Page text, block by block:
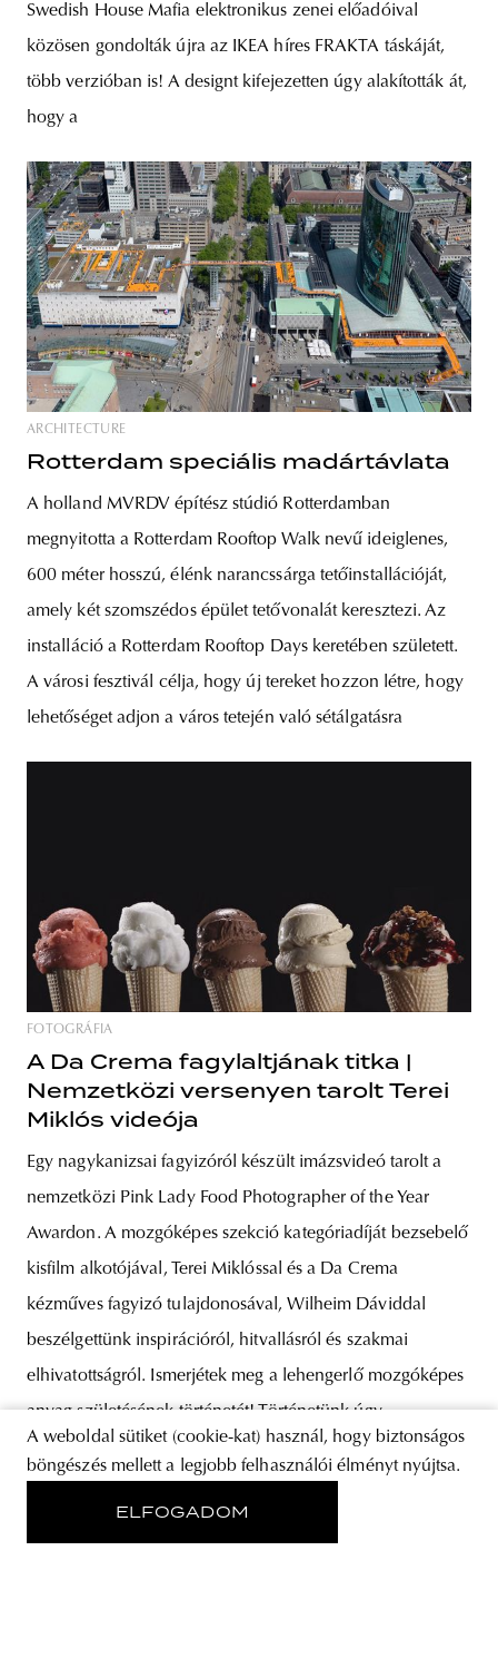
Swedish House Mafia elektronikus zenei előadóival
közösen gondolták újra az IKEA híres FRAKTA táskáját,
több verzióban is! A designt kifejezetten úgy alakították át,
hogy a
ARCHITECTURE
Rotterdam speciális madártávlata
A holland MVRDV építész stúdió Rotterdamban
megnyitotta a Rotterdam Rooftop Walk nevű ideiglenes,
600 méter hosszú, élénk narancssárga tetőinstallációját,
amely két szomszédos épület tetővonalát keresztezi. Az
installáció a Rotterdam Rooftop Days keretében született.
A városi fesztivál célja, hogy új tereket hozzon létre, hogy
lehetőséget adjon a város tetején való sétálgatásra
FOTOGRÁFIA
A Da Crema fagylaltjának titka |
Nemzetközi versenyen tarolt Terei
Miklós videója
Egy nagykanizsai fagyizóról készült imázsvideó tarolt a
nemzetközi Pink Lady Food Photographer of the Year
Awardon. A mozgóképes szekció kategóriadíját bezsebelő
kisfilm alkotójával, Terei Miklóssal és a Da Crema
kézműves fagyizó tulajdonosával, Wilheim Dáviddal
beszélgettünk inspirációról, hitvallásról és szakmai
elhivatottságról. Ismerjétek meg a lehengerlő mozgóképes
anyag születésének történetét! Történetünk úgy
A weboldal sütiket (cookie-kat) használ, hogy biztonságos
böngészés mellett a legjobb felhasználói élményt nyújtsa.
ELFOGADOM